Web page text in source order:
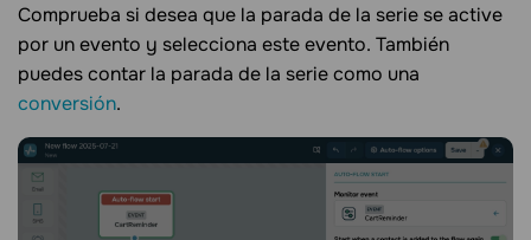
Comprueba si desea que la parada de la serie se active
por un evento y selecciona este evento. También
puedes contar la parada de la serie como una
conversión.